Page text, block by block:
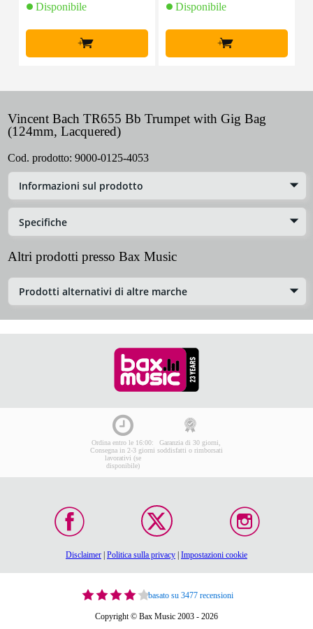
Disponibile
+
Disponibile
+
Vincent Bach TR655 Bb Trumpet with Gig Bag
(124mm, Lacquered)
Cod. prodotto: 9000-0125-4053
Informazioni sul prodotto
Specifiche
Altri prodotti presso Bax Music
Prodotti alternativi di altre marche
Ordina entro le 16:00:
Consegna in 2-3 giorni
lavorativi (se
disponibile)
Garanzia di 30 giorni,
soddisfatti o rimborsati
Disclaimer | Politica sulla privacy | Impostazioni cookie
basato su 3477 recensioni
Copyright © Bax Music 2003 - 2026